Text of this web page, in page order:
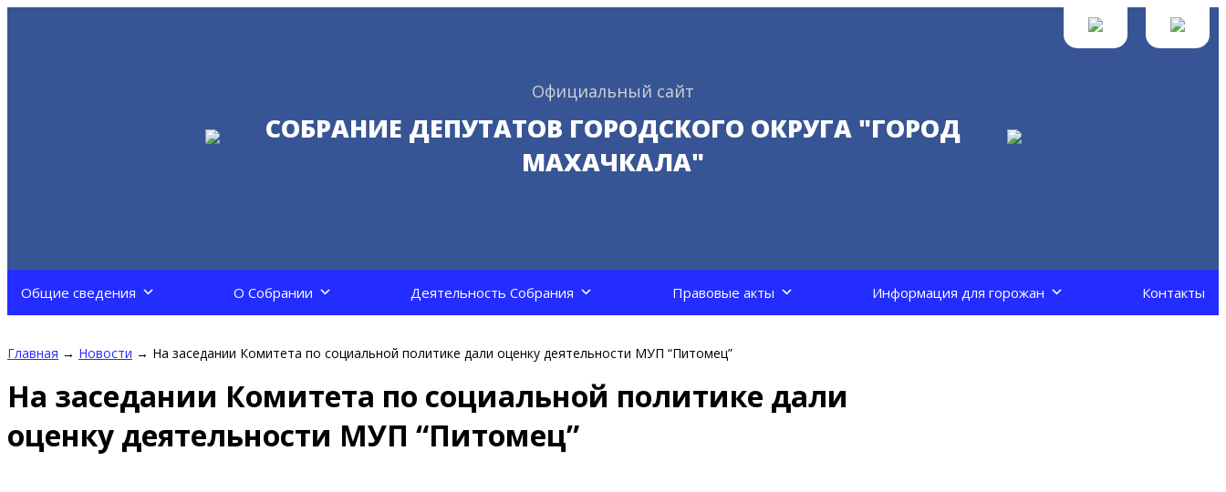
Официальный сайт
СОБРАНИЕ ДЕПУТАТОВ ГОРОДСКОГО ОКРУГА "ГОРОД
МАХАЧКАЛА"
Общие сведения О Собрании Деятельность Собрания Правовые акты Информация для горожан Контакты
Главная → Новости → На заседании Комитета по социальной политике дали оценку деятельности МУП “Питомец”
На заседании Комитета по социальной политике дали
оценку деятельности МУП “Питомец”